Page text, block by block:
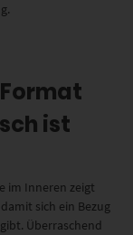
ist
im Inneren zeigt
sich ein Bezug
Überraschend